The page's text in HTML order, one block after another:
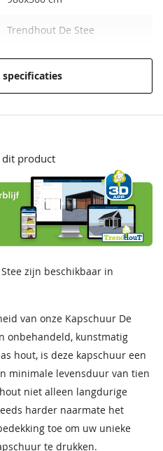
Trendhout De Stee
Lariks/Douglas
Onbehandeld lariks Douglas
Vrijstaand
Inclusief
25x195 mm
14.5x14.5 cm
11 stuks
Inclusief
Kapschuurdak
dit product
zijn beschikbaar in
van onze Kapschuur De
onbehandeld, kunstmatig
hout, is deze kapschuur een
minimale levensduur van tien
niet alleen langdurige
harder naarmate het
toe om uw unieke
te drukken.